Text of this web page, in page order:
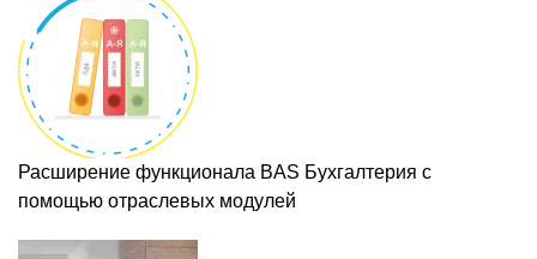
Расширение функционала BAS Бухгалтерия с
помощью отраслевых модулей